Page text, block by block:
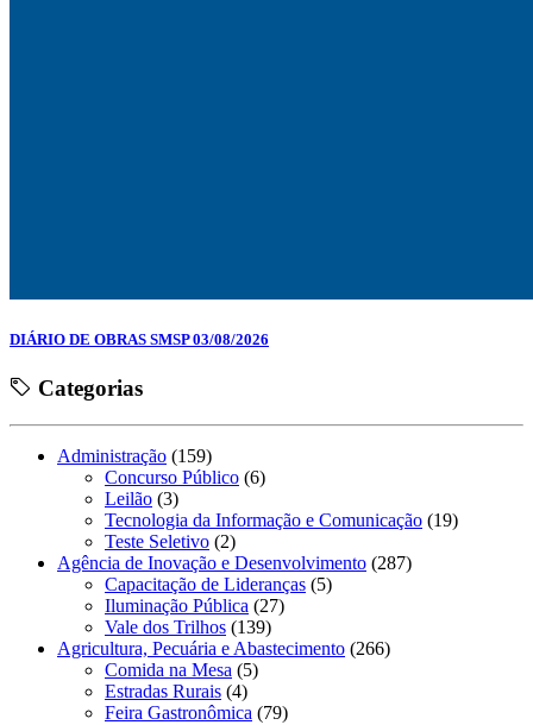
DIÁRIO DE OBRAS SMSP 03/08/2026
Categorias
Administração (159)
Concurso Público (6)
Leilão (3)
Tecnologia da Informação e Comunicação (19)
Teste Seletivo (2)
Agência de Inovação e Desenvolvimento (287)
Capacitação de Lideranças (5)
Iluminação Pública (27)
Vale dos Trilhos (139)
Agricultura, Pecuária e Abastecimento (266)
Comida na Mesa (5)
Estradas Rurais (4)
Feira Gastronômica (79)